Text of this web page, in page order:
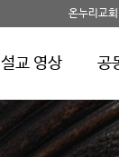
설교 영상 공
온누리교회